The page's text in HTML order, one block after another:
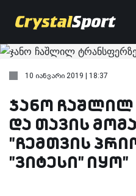
10 იანვარი 2019 | 18:37
ჯანო
და თავის
"ჩემთვის
"ვიტესი" იყო"